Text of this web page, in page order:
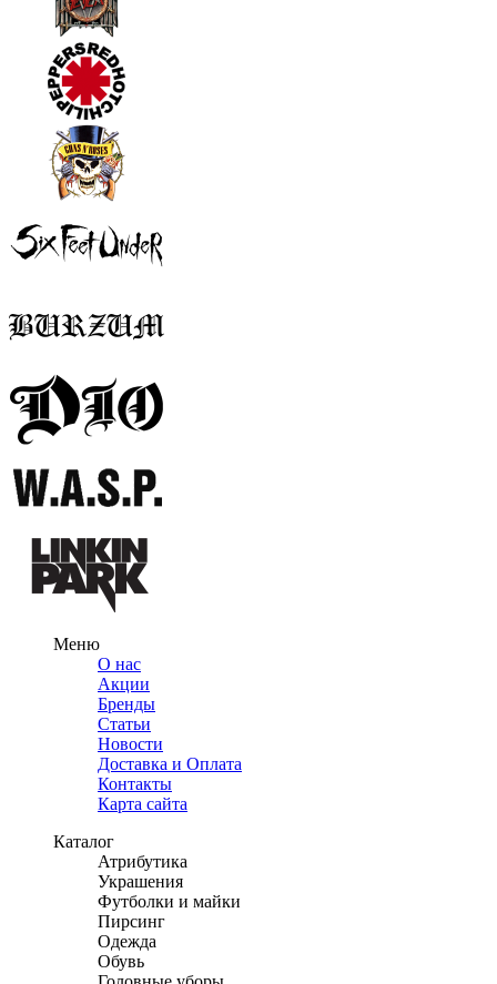
Меню
О нас
Акции
Бренды
Статьи
Новости
Доставка и Оплата
Контакты
Карта сайта
Каталог
Атрибутика
Украшения
Футболки и майки
Пирсинг
Одежда
Обувь